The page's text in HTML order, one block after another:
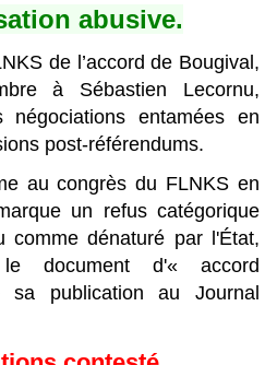
abusive.
de l’accord de Bougival,
à Sébastien Lecornu,
négociations entamées en
post-référendums.
au congrès du FLNKS en
un refus catégorique
comme dénaturé par l'État,
document d'« accord
publication au Journal